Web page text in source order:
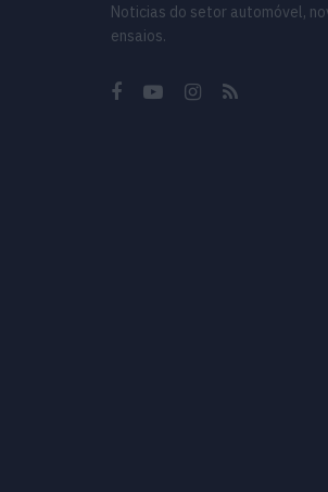
Noticias do setor automóvel,
ensaios.